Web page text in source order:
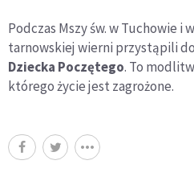
Podczas Mszy św. w Tuchowie i
tarnowskiej wierni przystąpili do
Dziecka Poczętego. To
którego życie jest zagrożone.